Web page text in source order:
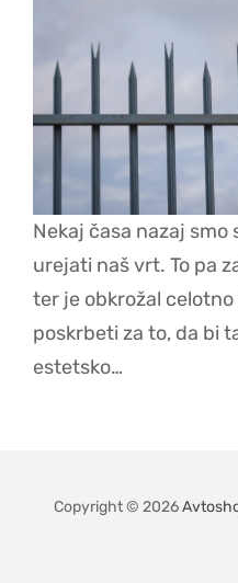
Nekaj časa nazaj smo
urejati naš vrt. To pa
ter je obkrožal celotno
poskrbeti za to, da bi
estetsko…
Copyright © 2026